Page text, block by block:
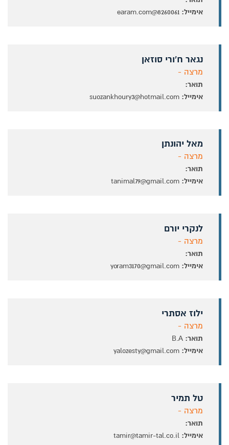
אימייל:8260061@earam.com
נגאר ח'ורי סוזאן
מרצה -
תואר:
אימייל:suozankhoury3@hotmail.com
מאל יהונתן
מרצה -
תואר:
אימייל:tanimal79@gmail.com
לנקרי יורם
מרצה -
תואר:
אימייל:yoram3170@gmail.com
ילוז אסתרי
מרצה -
תואר:B.A
אימייל:yalozesty@gmail.com
טל תמיר
מרצה -
תואר:
אימייל:tamir@tamir-tal.co.il